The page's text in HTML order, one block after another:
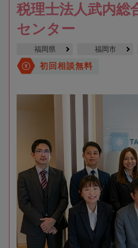
税理士法人武内
センター
福岡県 福岡市
初回相談無料